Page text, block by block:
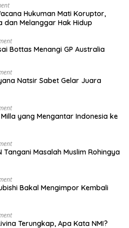
Hukuman Mati Koruptor,
dan Melanggar Hak Hidup
Bottas Menangi GP Australia
Natsir Sabet Gelar Juara
yang Mengantar Indonesia ke
Tangani Masalah Muslim Rohingya
Bakal Mengimpor Kembali
Terungkap, Apa Kata NMI?